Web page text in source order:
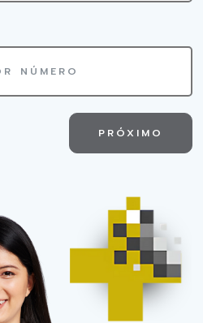
PRÓXIMO